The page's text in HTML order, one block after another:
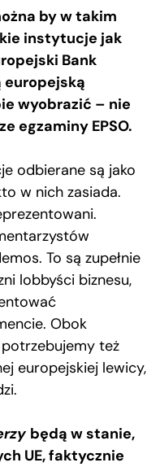
by w takim
instytucje jak
Bank
europejską
wyobrazić – nie
egzaminy EPSO.
odbierane są jako
w nich zasiada.
To są zupełnie
lobbyści biznesu,
Obok
też
europejskiej lewicy,
będą w stanie,
UE, faktycznie